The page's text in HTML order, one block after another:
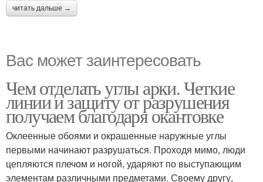
читать дальше →
Вас может заинтересовать
Чем отделать углы арки. Четкие
линии и защиту от разрушения
получаем благодаря окантовке
Оклеенные обоями и окрашенные наружные углы
первыми начинают разрушаться. Проходя мимо, люди
цепляются плечом и ногой, ударяют по выступающим
элементам различными предметами. Своему другу,